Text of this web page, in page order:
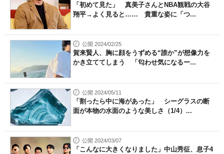
「初めて見た」 真美子さんとNBA観戦の大谷
翔平→よく見ると…… 貴重な姿に「つ...
公開 2024/02/25
賀来賢人、胸に顔をうずめる“誰か”が想像力を
かき立ててしまう 「匂わせ気になるー...
公開 2024/05/11
「割ったら中に海があった」 シーグラスの断
面が本物の水面のような美しさ（1/4）...
公開 2024/03/07
「こんなに大きくなりました」中山秀征、息子4